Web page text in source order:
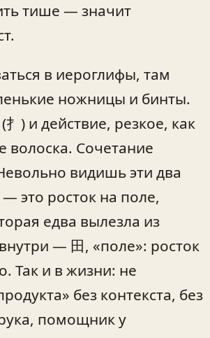
тише — значит
в иероглифы, там
ножницы и бинты.
) и действие, резкое, как
волоска. Сочетание
видишь эти два
это росток на поле,
едва вылезла из
— 田, «поле»: росток
Так и в жизни: не
без контекста, без
помощник у